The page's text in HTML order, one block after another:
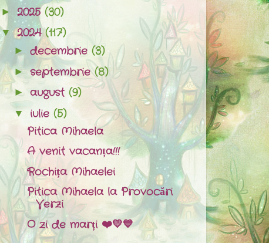
► 2025(30)
▼2024(117)
► decembrie (3)
►septembrie(8)
► august (9)
▼ iulie (5)
Pitica Mihaela
A venit vacanța!!!
Rochița Mihaelei
Pitica Mihaela la Provocări
Verzi
O zi de marți ❤️💛💙